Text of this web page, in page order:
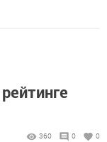
360 0 0